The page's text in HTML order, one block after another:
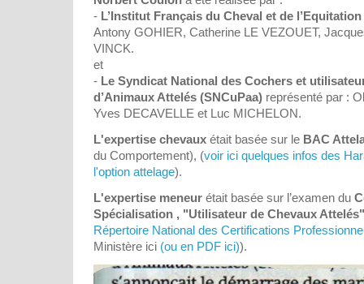
- L’Institut Français du Cheval et de l’Equitation
Antony GOHIER, Catherine LE VEZOUET,
VINCK.
et
- Le Syndicat National des Cochers et
d’Animaux Attelés (SNCuPaa) représenté par :
Yves DECAVELLE et Luc MICHELON.
L'expertise chevaux était basée sur le BAC
du Comportement), (voir ici quelques infos des
l'option attelage).
L'expertise meneur était basée sur l’examen du
Spécialisation , "Utilisateur de Chevaux Attelés"
Répertoire National des Certifications
Ministère ici (ou en PDF ici)).